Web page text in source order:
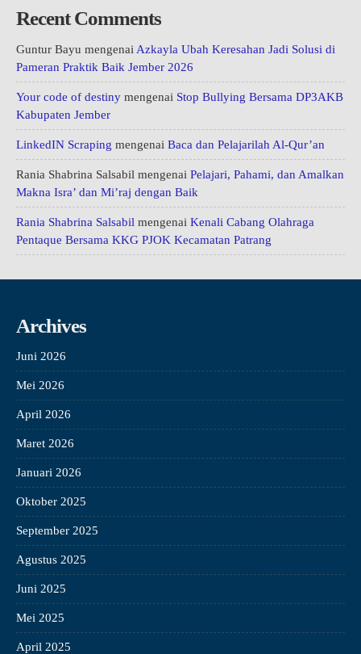
Recent Comments
Guntur Bayu mengenai Azkayla Ubah Keresahan Jadi Solusi di
Pameran Praktik Baik Jember 2026
Your code of destiny mengenai Stop Bullying Bersama DP3AKB
Kabupaten Jember
LinkedIN Scraping mengenai Baca dan Pelajarilah Al-Qur’an
Rania Shabrina Salsabil mengenai Pelajari, Pahami, dan Amalkan
Makna Isra’ dan Mi’raj dengan Baik
Rania Shabrina Salsabil mengenai Kenali Cabang Olahraga
Pentaque Bersama KKG PJOK Kecamatan Patrang
Archives
Juni 2026
Mei 2026
April 2026
Maret 2026
Januari 2026
Oktober 2025
September 2025
Agustus 2025
Juni 2025
Mei 2025
April 2025